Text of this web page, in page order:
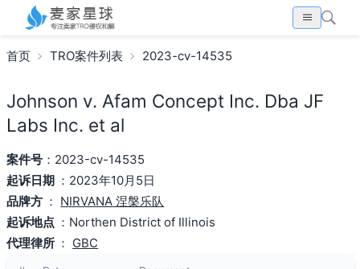
首页 TRO案件列表 2023-cv-14535
Johnson v. Afam Concept Inc. Dba JF
Labs Inc. et al
案件号：2023-cv-14535
起诉日期 ：2023年10月5日
品牌方 ： NIRVANA 涅槃乐队
起诉地点 ：Northen District of Illinois
代理律所 ： GBC